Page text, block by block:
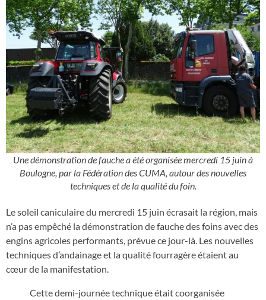
Une démonstration de fauche a été organisée mercredi 15 juin à
Boulogne, par la Fédération des CUMA, autour des nouvelles
techniques et de la qualité du foin.
Le soleil caniculaire du mercredi 15 juin écrasait la région, mais
n’a pas empêché la démonstration de fauche des foins avec des
engins agricoles performants, prévue ce jour-là. Les nouvelles
techniques d’andainage et la qualité fourragère étaient au
cœur de la manifestation.
Cette demi-journée technique était coorganisée